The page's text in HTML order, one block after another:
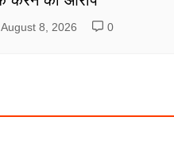
August 8, 2026 0